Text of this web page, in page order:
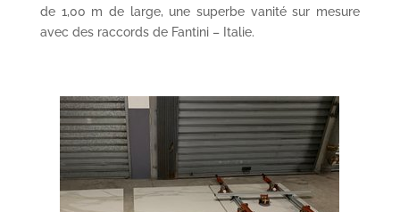
de 1,00 m de large, une superbe vanité sur mesure
avec des raccords de Fantini – Italie.